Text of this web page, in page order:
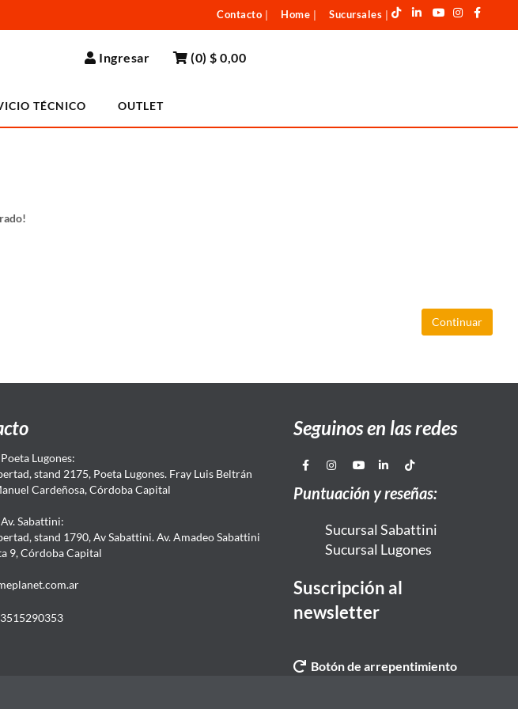
Contacto Home Sucursales
Ingresar (0)$ 0,00
TÉCNICO OUTLET
Continuar
Lugones:
stand 2175, Poeta Lugones. Fray Luis Beltrán
Cardeñosa, Córdoba Capital
Sabattini:
stand 1790, Av Sabattini. Av. Amadeo Sabattini
9, Córdoba Capital
Seguinos en las redes
Puntuación y reseñas:
Sucursal Sabattini
Sucursal Lugones
Suscripción al
newsletter
Botón de arrepentimiento